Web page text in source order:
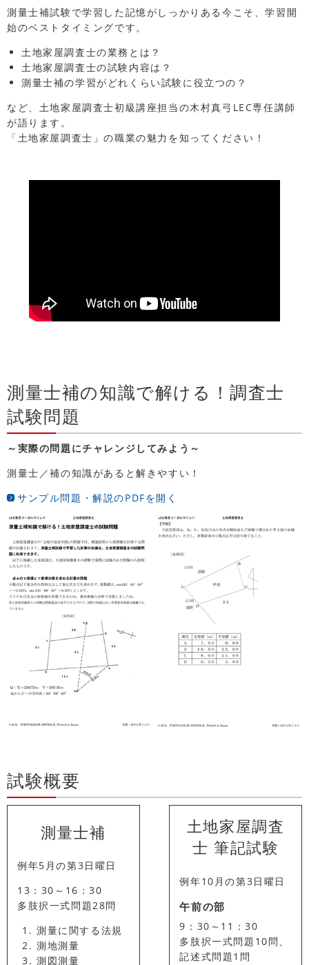
測量士補試験で学習した記憶がしっかりある今こそ、学習開
始のベストタイミングです。
土地家屋調査士の業務とは？
土地家屋調査士の試験内容は？
測量士補の学習がどれくらい試験に役立つの？
など、土地家屋調査士初級講座担当の木村真弓LEC専任講師
が語ります。
「土地家屋調査士」の職業の魅力を知ってください！
測量士補の知識で解ける！調査士
試験問題
～実際の問題にチャレンジしてみよう～
測量士／補の知識があると解きやすい！
サンプル問題・解説のPDFを開く
試験概要
測量士補
例年5月の第3日曜日
13：30～16：30
多肢択一式問題28問
測量に関する法規
測地測量
測図測量
土地家屋調査
士筆記試験
例年10月の第3日曜日
午前の部
9：30～11：30
多肢択一式問題10問、
記述式問題1問